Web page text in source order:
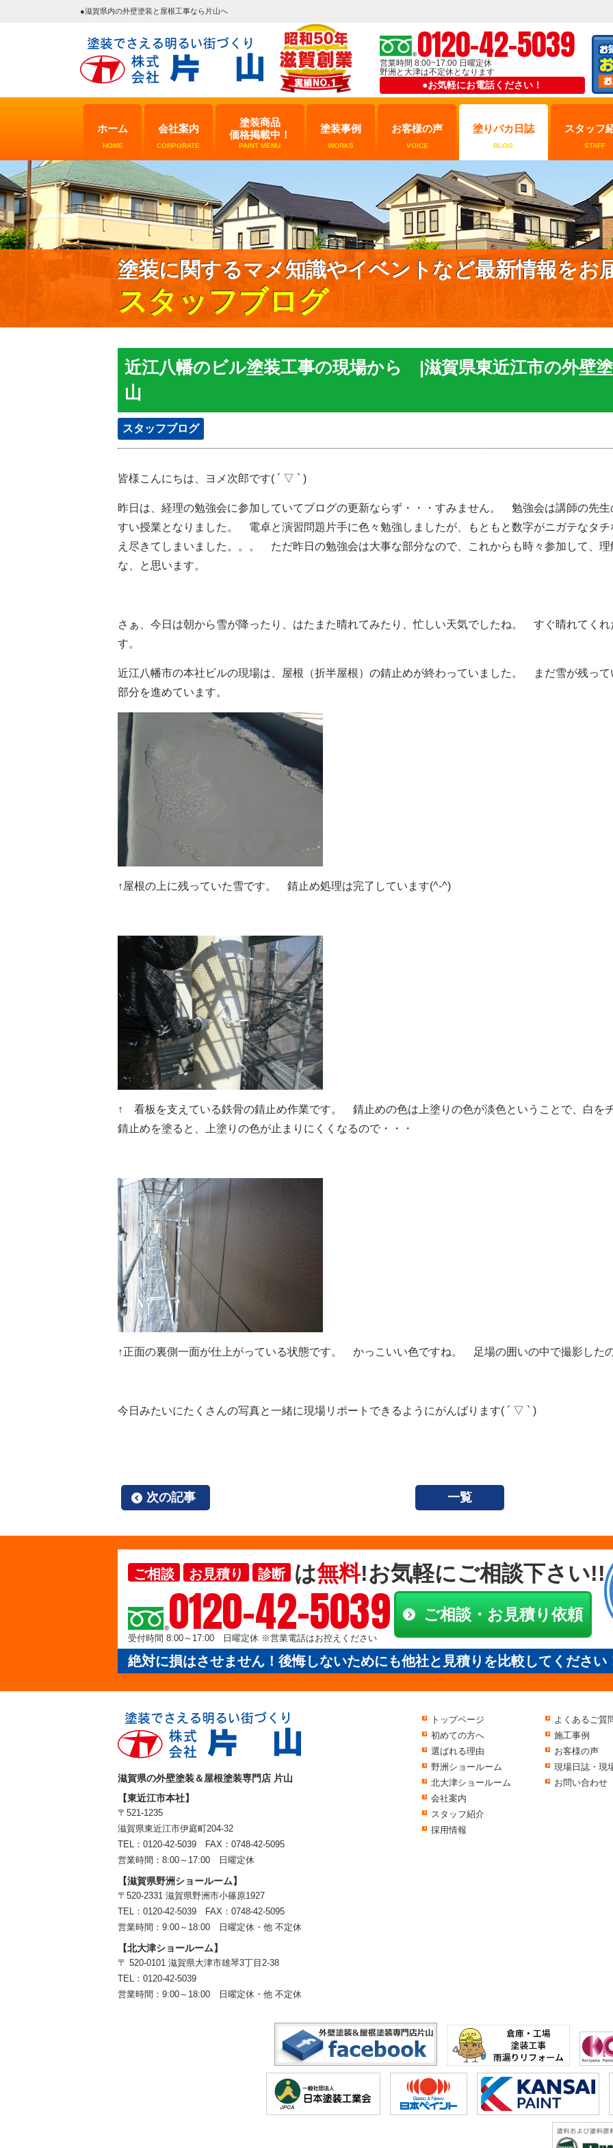
●滋賀県内の外壁塗装と屋根工事なら片山へ
0120-42-5039
営業時間 8:00~17:00 日曜定休
野洲と大津は不定休となります
●お気軽にお電話ください！
ホーム
HOME
会社案内
CORPORATE
塗装商品
価格掲載中！
PAINT MENU
塗装事例
WORKS
お客様の声
VOICE
塗りバカ日誌
BLOG
スタッフ
STAFF
塗装に関するマメ知識やイベントなど最新情報をお
スタッフブログ
近江八幡のビル塗装工事の現場から |滋賀県東近江市の外壁
山
スタッフブログ
皆様こんにちは、ヨメ次郎です( ´ ▽ ` )
昨日は、経理の勉強会に参加していてブログの更新ならず・・・すみません。 勉強会は講師の先
すい授業となりました。 電卓と演習問題片手に色々勉強しましたが、もともと数字がニガテなタ
え尽きてしまいました。。。 ただ昨日の勉強会は大事な部分なので、これからも時々参加して、
な、と思います。
さぁ、今日は朝から雪が降ったり、はたまた晴れてみたり、忙しい天気でしたね。 すぐ晴れてくれ
す。
近江八幡市の本社ビルの現場は、屋根（折半屋根）の錆止めが終わっていました。 まだ雪が残っ
部分を進めています。
↑屋根の上に残っていた雪です。 錆止め処理は完了しています(^-^)
↑ 看板を支えている鉄骨の錆止め作業です。 錆止めの色は上塗りの色が淡色ということで、白
錆止めを塗ると、上塗りの色が止まりにくくなるので・・・
↑正面の裏側一面が仕上がっている状態です。 かっこいい色ですね。 足場の囲いの中で撮影した
今日みたいにたくさんの写真と一緒に現場リポートできるようにがんばります( ´ ▽ ` )
次の記事 一覧
ご相談 お見積り 診断 は無料!お気軽にご相談下さい!!
0120-42-5039
受付時間 8:00～17:00 日曜定休 ※営業電話はお控えください
ご相談・お見積り依頼
絶対に損はさせません！後悔しないためにも他社と見積りを比較してください
滋賀県の外壁塗装＆屋根塗装専門店 片山
【東近江市本社】
〒521-1235
滋賀県東近江市伊庭町204-32
TEL：0120-42-5039 FAX：0748-42-5095
営業時間：8:00～17:00 日曜定休
【滋賀県野洲ショールーム】
〒520-2331 滋賀県野洲市小篠原1927
TEL： 0120-42-5039 FAX：0748-42-5095
営業時間：9:00～18:00
日曜定休・他 不定休
【北大津ショールーム】
〒 520-0101 滋賀県大津市雄琴3丁目2-38
TEL： 0120-42-5039
営業時間：9:00～18:00
日曜定休・他 不定休
トップページ
初めての方へ
選ばれる理由
野洲ショールーム
北大津ショールーム
会社案内
スタッフ紹介
採用情報
よくあるご質
施工事例
お客様の声
現場日誌・現
お問い合わせ